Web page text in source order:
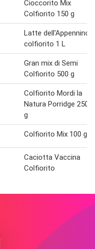
Cioccorito Mix
Colfiorito 150 g
Latte dell'Appennino
colfiorito 1 L
Gran mix di Semi
Colfiorito 500 g
Colfiorito Mordi la
Natura Porridge 250
g
Colfiorito Mix 100 g
Caciotta Vaccina
Colfiorito